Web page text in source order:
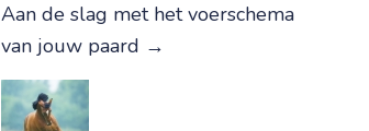
Aan de slag met het voerschema
van jouw paard →